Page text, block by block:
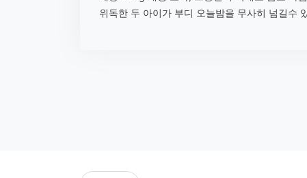
위독한 두 아이가 부디 오늘밤을 무사히 넘길수